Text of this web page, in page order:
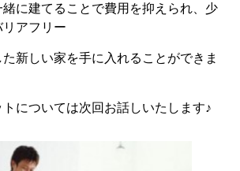
に建てることで費用を抑えられ、少
アフリー
新しい家を手に入れることができま
については次回お話しいたします♪